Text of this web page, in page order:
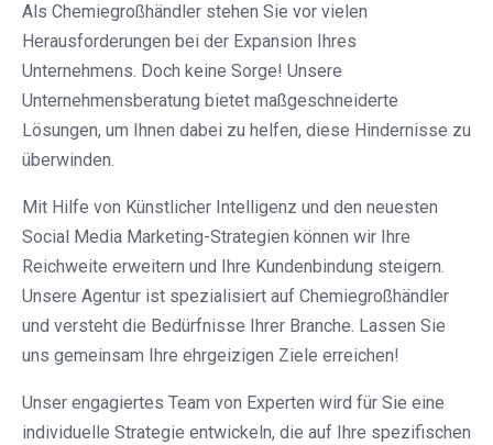
Als Chemiegroßhändler stehen Sie vor vielen
Herausforderungen bei der Expansion Ihres
Unternehmens. Doch keine Sorge! Unsere
Unternehmensberatung bietet maßgeschneiderte
Lösungen, um Ihnen dabei zu helfen, diese Hindernisse zu
überwinden.
Mit Hilfe von Künstlicher Intelligenz und den neuesten
Social Media Marketing-Strategien können wir Ihre
Reichweite erweitern und Ihre Kundenbindung steigern.
Unsere Agentur ist spezialisiert auf Chemiegroßhändler
und versteht die Bedürfnisse Ihrer Branche. Lassen Sie
uns gemeinsam Ihre ehrgeizigen Ziele erreichen!
Unser engagiertes Team von Experten wird für Sie eine
individuelle Strategie entwickeln, die auf Ihre spezifischen